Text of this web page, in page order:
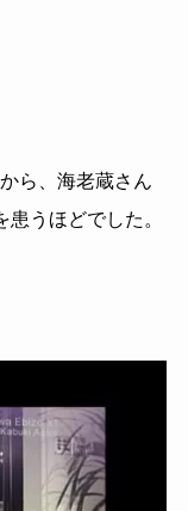
ら、海老蔵さん
うほどでした。